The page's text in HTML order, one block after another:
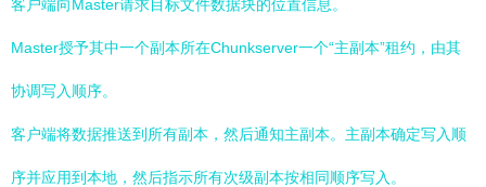
客户端向Master请求目标文件数据块的位置信息。
Master授予其中一个副本所在Chunkserver一个“主副本”租约，由其
协调写入顺序。
客户端将数据推送到所有副本，然后通知主副本。主副本确定写入顺
序并应用到本地，然后指示所有次级副本按相同顺序写入。